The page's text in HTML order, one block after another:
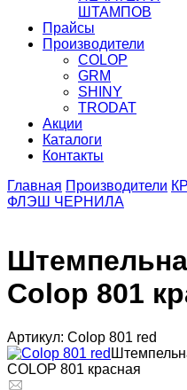
ШТАМПОВ
Прайсы
Производители
COLOP
GRM
SHINY
TRODAT
Акции
Каталоги
Контакты
Главная Производители
ФЛЭШ ЧЕРНИЛА
Colop 801
Артикул: Colop 801 red
COLOP 801 красная